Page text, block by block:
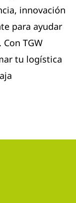
innovación
para ayudar
TGW
tu logística